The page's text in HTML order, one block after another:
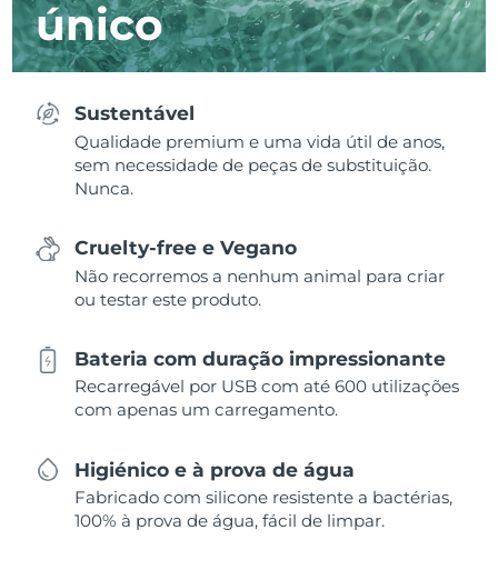
único
Sustentável
Qualidade premium e uma vida útil de anos,
sem necessidade de peças de substituição.
Nunca.
Cruelty-free e Vegano
Não recorremos a nenhum animal para criar
ou testar este produto.
Bateria com duração impressionante
Recarregável por USB com até 600 utilizações
com apenas um carregamento.
Higiénico e à prova de água
Fabricado com silicone resistente a bactérias,
100% à prova de água, fácil de limpar.